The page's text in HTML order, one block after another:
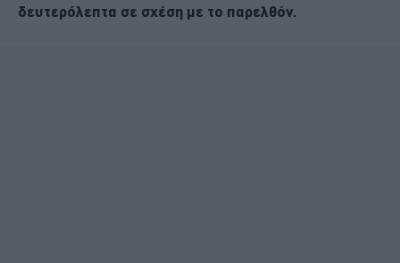
δευτερόλεπτα σε σχέση με το παρελθόν.